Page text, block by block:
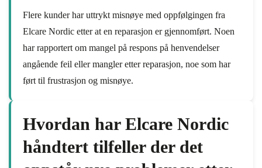
Flere kunder har uttrykt misnøye med oppfølgingen fra
Elcare Nordic etter at en reparasjon er gjennomført. Noen
har rapportert om mangel på respons på henvendelser
angående feil eller mangler etter reparasjon, noe som har
ført til frustrasjon og misnøye.
Hvordan har Elcare Nordic
håndtert tilfeller der det